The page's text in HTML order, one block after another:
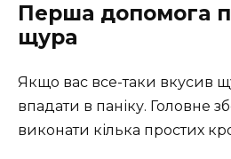
Перша допомога
щура
Якщо вас все-таки вкусив
впадати в паніку. Головне
виконати кілька простих